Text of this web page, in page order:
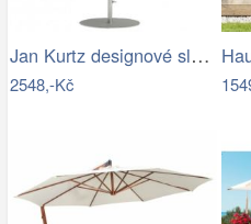
Jan Kurtz designové slunečníky Hawaii
2548,-Kč